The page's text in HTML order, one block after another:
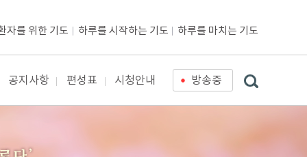
자를 위한 기도 하루를 시작하는 기도 하루를 마치는 기도
공지사항 편성표 시청안내 방송중